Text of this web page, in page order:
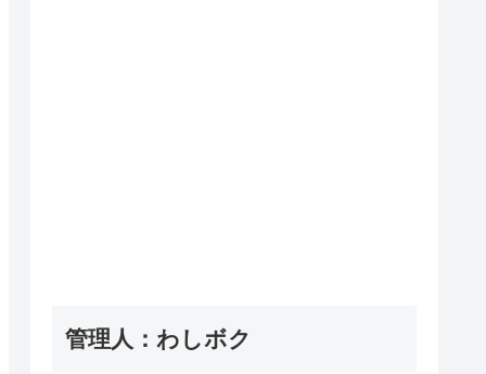
管理人：わしボク